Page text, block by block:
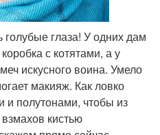
глаза! У одних дам
с котятами, а у
искусного воина. Умело
макияж. Как ловко
и полутонами, чтобы из
кистью